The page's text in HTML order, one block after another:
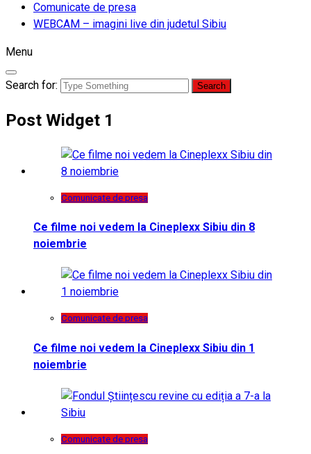
Comunicate de presa
WEBCAM – imagini live din judetul Sibiu
Menu
Search for:
Post Widget 1
Comunicate de presa
Ce filme noi vedem la Cineplexx Sibiu din 8
noiembrie
Comunicate de presa
Ce filme noi vedem la Cineplexx Sibiu din 1
noiembrie
Comunicate de presa